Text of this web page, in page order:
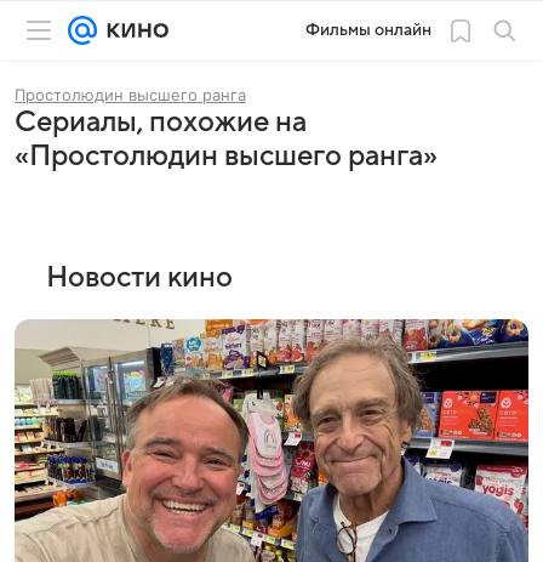
Фильмы онлайн
Простолюдин высшего ранга
Сериалы, похожие на
«Простолюдин высшего ранга»
Новости кино